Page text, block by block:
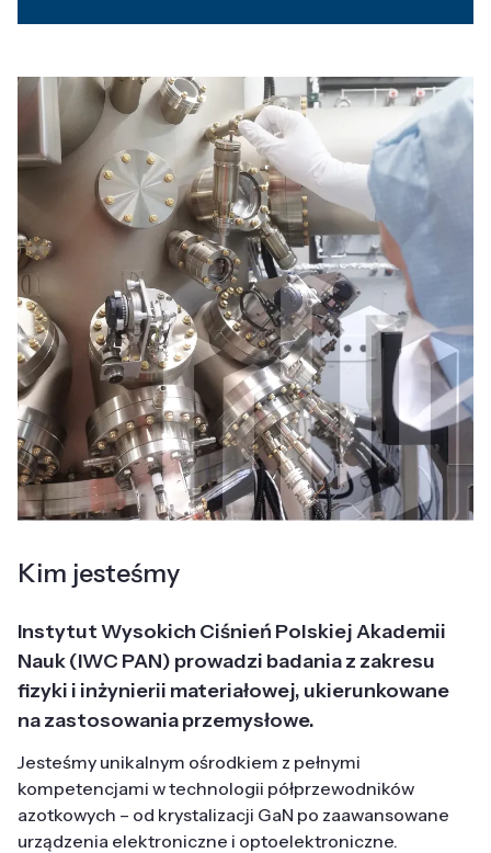
Kim jesteśmy
Instytut Wysokich Ciśnień Polskiej Akademii
Nauk (IWC PAN) prowadzi badania z zakresu
fizyki i inżynierii materiałowej, ukierunkowane
na zastosowania przemysłowe.
Jesteśmy unikalnym ośrodkiem z pełnymi
kompetencjami w technologii półprzewodników
azotkowych – od krystalizacji GaN po zaawansowane
urządzenia elektroniczne i optoelektroniczne.